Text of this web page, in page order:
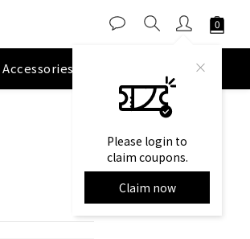
Please login to
claim coupons.
Claim now
Accessories｜ 配件 品牌故事
BUY NOW